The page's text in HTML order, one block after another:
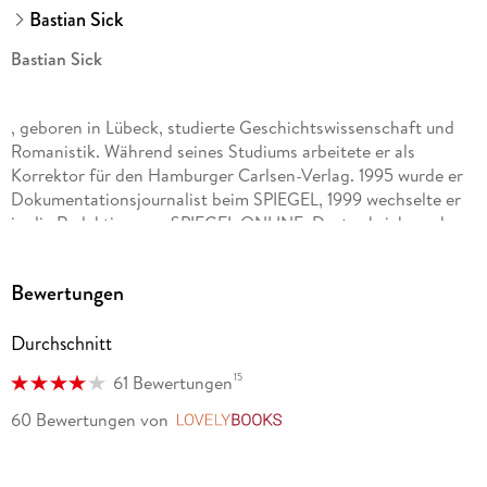
Bastian Sick
Bastian Sick
, geboren in Lübeck, studierte Geschichtswissenschaft und
Romanistik. Während seines Studiums arbeitete er als
Korrektor für den Hamburger Carlsen-Verlag. 1995 wurde er
Dokumentationsjournalist beim SPIEGEL, 1999 wechselte er
in die Redaktion von SPIEGEL ONLINE. Dort schrieb er ab
»Der Dativ ist dem Genitiv sein Tod«. Es folgten zahlreiche
Deutschstunde der Welt« gipfelte, zu der 15. 000 Menschen
mehrmals mit Bühnenprogrammen auf Tournee, in denen er
eine neuartige Mischung aus Lesung, Kabarett und Quizshow
Bewertungen
Durchschnitt
61 Bewertungen15
60 Bewertungen von